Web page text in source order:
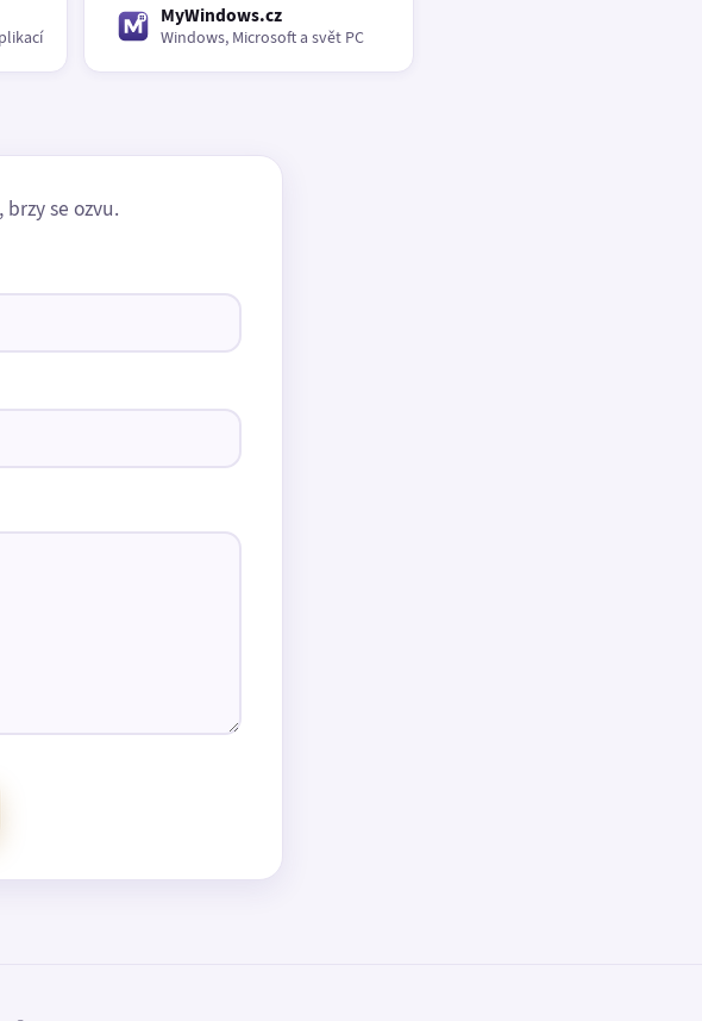
MyWindows.cz
Windows, Microsoft a svět PC
se ozvu.